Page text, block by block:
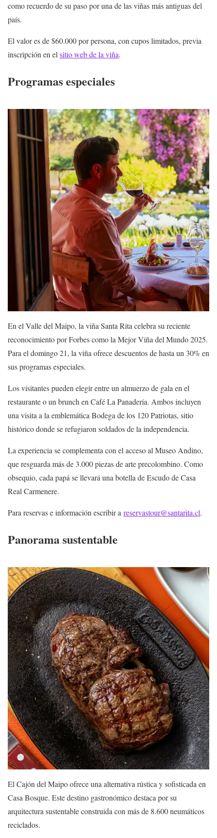
como recuerdo de su paso por una de las viñas más antiguas del
país.
El valor es de $60.000 por persona, con cupos limitados, previa
inscripción en elsitio web de la viña.
Programas especiales
En el Valle del Maipo, la viña Santa Rita celebra su reciente
reconocimiento por Forbes como la Mejor Viña del Mundo 2025.
Para el domingo 21, la viña ofrece descuentos de hasta un 30% en
sus programas especiales.
Los visitantes pueden elegir entre un almuerzo de gala en el
restaurante o un brunch en Café La Panadería. Ambos incluyen
una visita a la emblemática Bodega de los 120 Patriotas, sitio
histórico donde se refugiaron soldados de la independencia.
La experiencia se complementa con el acceso al Museo Andino,
que resguarda más de 3.000 piezas de arte precolombino. Como
obsequio, cada papá se llevará una botella de Escudo de Casa
Real Carmenere.
Para reservas e información escribir a reservastour@santarita.cl.
Panorama sustentable
El Cajón del Maipo ofrece una alternativa rústica y sofisticada en
Casa Bosque. Este destino gastronómico destaca por su
arquitectura sustentable construida con más de 8.600 neumáticos
reciclados.